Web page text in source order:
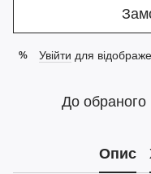
% Увійти для
До обраного
Опис